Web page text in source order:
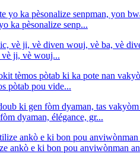
ka pèsonalize senp...
ji, vè wouj...
pòtab pou vide...
dyaman, élégance, gr...
ankò e ki bon pou anviwònman an